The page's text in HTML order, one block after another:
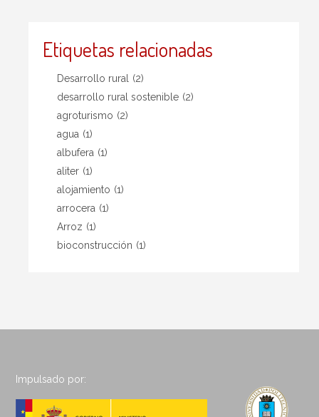
Etiquetas relacionadas
Desarrollo rural
(2)
desarrollo rural sostenible (2)
agroturismo (2)
agua (1)
albufera (1)
aliter (1)
alojamiento (1)
arrocera (1)
Arroz (1)
bioconstrucción (1)
Impulsado por: